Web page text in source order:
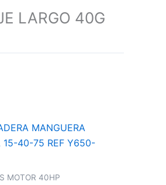
LARGO 40G
MOTOR 40HP